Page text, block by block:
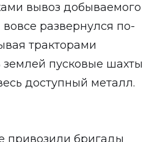
вывоз добываемого
вовсе развернулся по-
тракторами
пусковые шахты
доступный металл.
привозили бригады